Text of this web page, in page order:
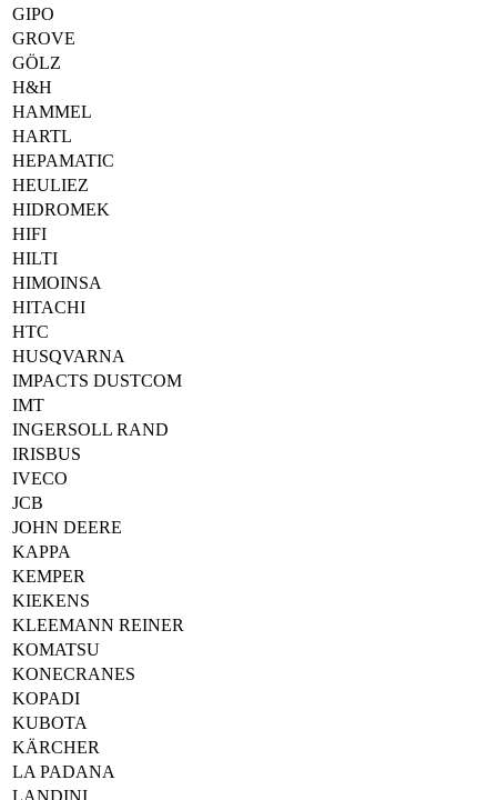
GIPO
GROVE
GÖLZ
H&H
HAMMEL
HARTL
HEPAMATIC
HEULIEZ
HIDROMEK
HIFI
HILTI
HIMOINSA
HITACHI
HTC
HUSQVARNA
IMPACTS DUSTCOM
IMT
INGERSOLL RAND
IRISBUS
IVECO
JCB
JOHN DEERE
KAPPA
KEMPER
KIEKENS
KLEEMANN REINER
KOMATSU
KONECRANES
KOPADI
KUBOTA
KÄRCHER
LA PADANA
LANDINI